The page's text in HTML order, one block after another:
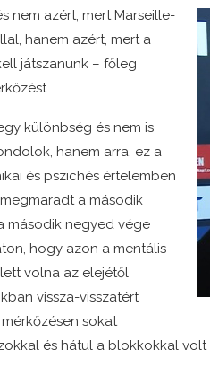
nem azért, mert Marseille-
hanem azért, mert a
játszanunk – főleg
különbség és nem is
hanem arra, ez a
és pszichés értelemben
a második
második negyed vége
hogy azon a mentális
volna az elejétől
vissza-visszatért
sokat
és hátul a blokkokkal volt